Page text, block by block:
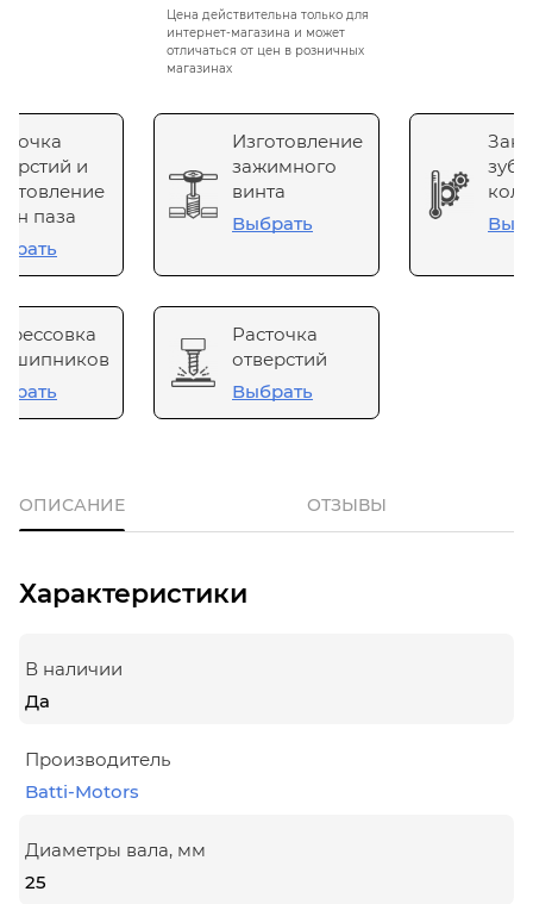
Цена действительна только для
интернет-магазина и может
отличаться от цен в розничных
магазинах
и
паза
Изготовление
зажимного
винта
Выбрать
Расточка
отверстий
Выбрать
ОПИСАНИЕ ОТЗЫВЫ
Характеристики
В наличии
Да
Производитель
Batti-Motors
Диаметры вала, мм
25